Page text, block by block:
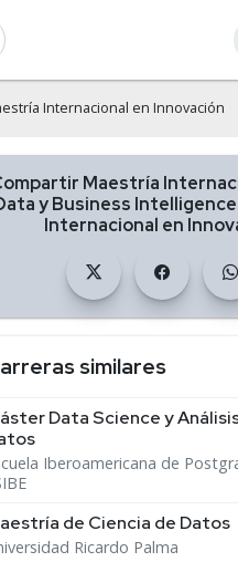
Internacional en Innovación
Maestría
y Business
Internacional en
similares
Data Science y
Iberoamericana de
de Ciencia de Datos
Ricardo Palma